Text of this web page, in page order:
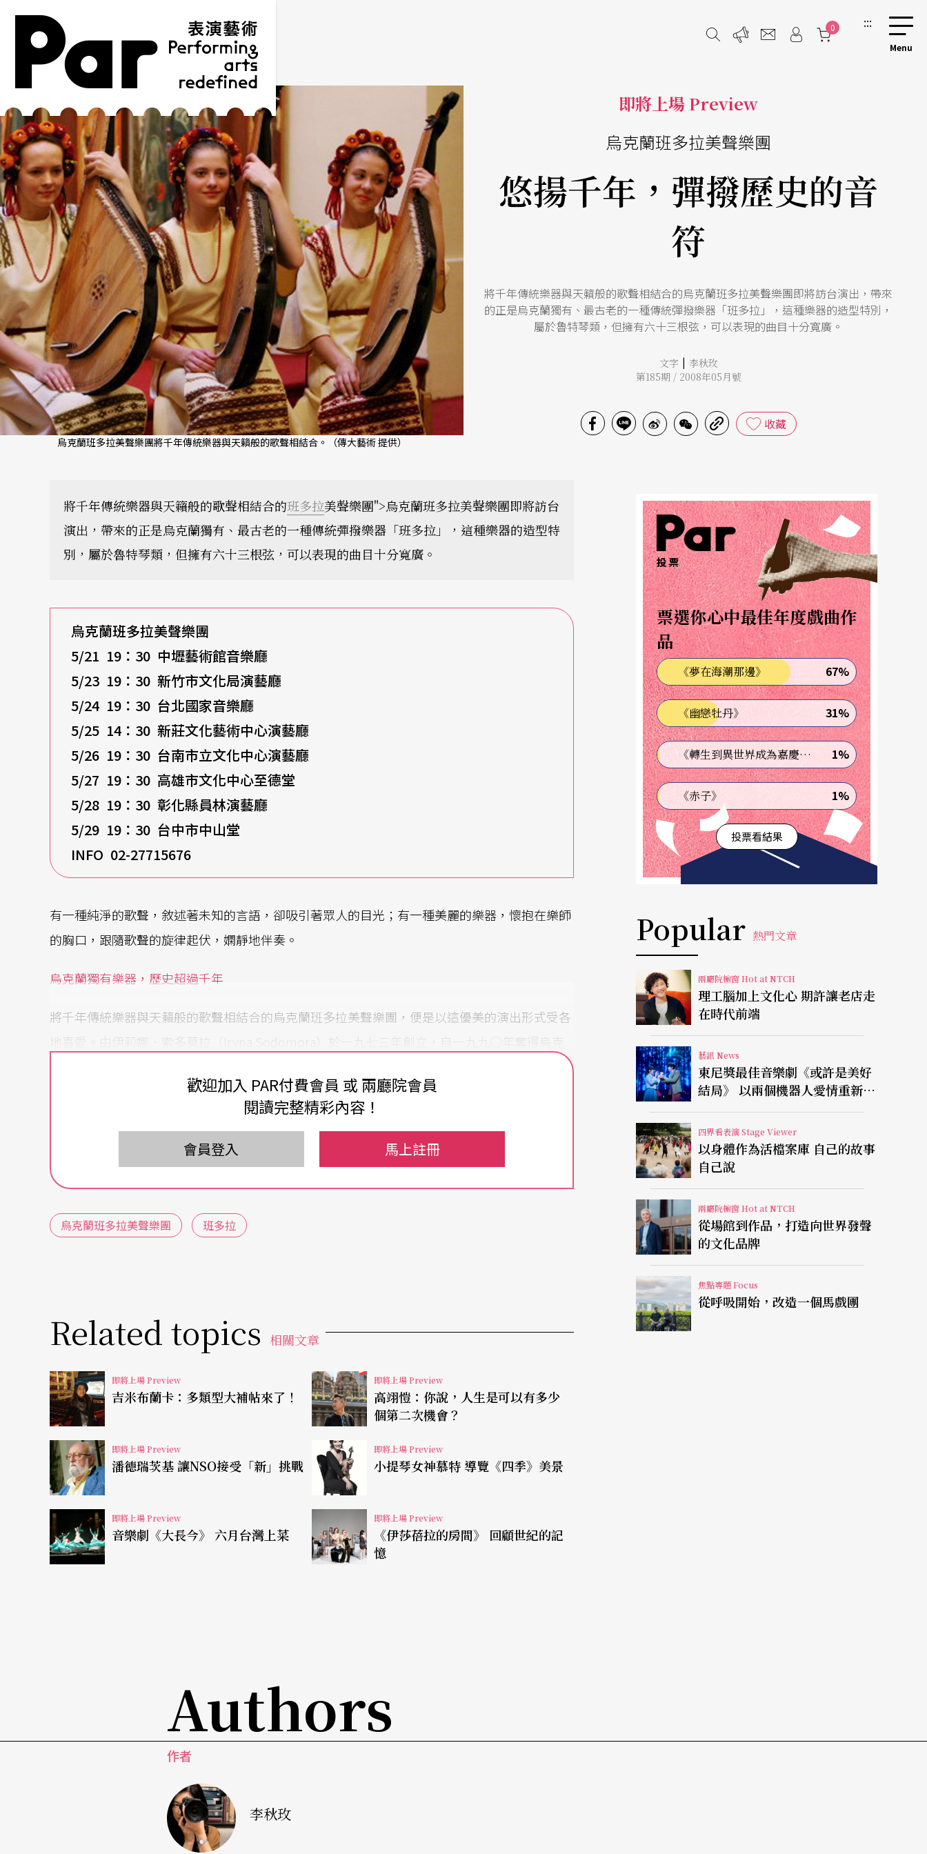
跳到主要內容區塊
網站導覽
0 :::
烏克蘭班多拉美聲樂團將千年傳統樂器與天籟般的歌聲相結合。（傳大藝術 提供）
即將上場 Preview
烏克蘭班多拉美聲樂團
悠揚千年，彈撥歷史的音
符
將千年傳統樂器與天籟般的歌聲相結合的烏克蘭班多拉美聲樂團即將訪台演出，帶來
的正是烏克蘭獨有、最古老的一種傳統彈撥樂器「班多拉」，這種樂器的造型特別，
屬於魯特琴類，但擁有六十三根弦，可以表現的曲目十分寬廣。
文字 | 李秋玫
第185期 / 2008年05月號
收藏
將千年傳統樂器與天籟般的歌聲相結合的班多拉美聲樂團">烏克蘭班多拉美聲樂團即將訪台
演出，帶來的正是烏克蘭獨有、最古老的一種傳統彈撥樂器「班多拉」，這種樂器的造型特
別，屬於魯特琴類，但擁有六十三根弦，可以表現的曲目十分寬廣。
烏克蘭班多拉美聲樂團
5/21 19 ：30 中壢藝術館音樂廳
5/23 19 ：30 新竹市文化局演藝廳
5/24 19 ：30 台北國家音樂廳
5/25 14 ：30 新莊文化藝術中心演藝廳
5/26 19 ：30 台南市立文化中心演藝廳
5/27 19 ：30 高雄市文化中心至德堂
5/28 19 ：30 彰化縣員林演藝廳
5/29 19 ：30 台中市中山堂
INFO 02-27715676
有一種純淨的歌聲，敘述著未知的言語，卻吸引著眾人的目光；有一種美麗的樂器，懷抱在樂師
的胸口，跟隨歌聲的旋律起伏，嫻靜地伴奏。
烏克蘭獨有樂器，歷史超過千年
將千年傳統樂器與天籟般的歌聲相結合的烏克蘭班多拉美聲樂團，便是以這優美的演出形式受各
地喜愛。由伊莉娜．索多莫拉（Iryna Sodomora）於一九七三年創立，自一九九○年奪得烏克
蘭極具指標意義的葛洛馬達（Gromada）國際音樂節的首獎後即聲名大噪，同年更在世界醫學會
議中演出而引起國際媒體關注，接著受邀在美加及歐洲各地巡演，在美國的演出也獲得《紐約時
報》給予高度的評價。二○○○年七月，該團更被選中在教宗造訪烏克蘭時，特別為教宗獻唱。
而二○○三年首度赴法國演出同樣造成轟動，大受好評，之後幾乎每年都受邀到法國巡演。
樂團的主要樂器「班多拉」（Bandura）其實是烏克蘭獨有、最古老的一種傳統彈撥樂器，歷史
紀，後用來作為敘事詩、民歌或歌舞伴奏，樂師們一邊彈奏班多拉，一邊演唱讚頌烏克蘭哥薩克
琴的種類，但琴弦的數量上則明顯有所差異。左手在樂器頸部可做部分按弦外，在面板上還有為
數不少的琴弦可供右手撥奏和弦，因此這項樂器可說是擷取魯特琴與豎琴的特長所製。音色上，
纖細的程度就像大鍵琴，所發出的清亮聲響也有揚琴的味道，所以可表現的曲目寬廣。班多拉這
項樂器最大的轉變在與哥薩克人結合之後，發展出許多特別的曲目，哥薩克人甚至設置學校來訓
練班多拉琴師，而哥薩克人所建立的史詩傳唱甚至一直延續到二十世紀初。
曲目廣闊，演出形式多元
舞台上，班多拉美聲樂團的樂師身著鮮明的哥薩克浪漫主義時期的傳統服飾，邊彈邊唱，演出曲
目涵蓋古典、現代及烏克蘭傳統歌謠。除了合唱伴奏、自彈自唱之外，樂器發展的純熟度，也讓
班多拉可以作為一種獨奏樂器。此外，樂團也時常在歌唱與班多拉演出形式上加入傳統吹管樂
歡迎加入 PAR付費會員 或 兩廳院會員
閱讀完整精彩內容！
會員登入 馬上註冊
烏克蘭班多拉美聲樂團 班多拉
Related topics 相關文章
即將上場 Preview
吉米布蘭卡：多類型大補帖來了！
即將上場 Preview
高翊愷：你說，人生是可以有多少
個第二次機會？
即將上場 Preview
潘德瑞茨基 讓NSO接受「新」挑戰
即將上場 Preview
小提琴女神慕特 導覽《四季》美景
即將上場 Preview
音樂劇《大長今》 六月台灣上菜
即將上場 Preview
《伊莎蓓拉的房間》 回顧世紀的記
憶
投票
票選你心中最佳年度戲曲作
品
《夢在海潮那邊》 67%
《幽戀牡丹》 31%
《轉生到異世界成為嘉慶君—發現我的祖先是詐騙集團!?》 1%
《赤子》 1%
投票看結果
Popular 熱門文章
兩廳院櫥窗 Hot at NTCH
理工腦加上文化心 期許讓老店走
在時代前端
藝訊 News
東尼獎最佳音樂劇《或許是美好
結局》 以兩個機器人愛情重新凝
視有限人生
四界看表演 Stage Viewer
以身體作為活檔案庫 自己的故事
自己說
兩廳院櫥窗 Hot at NTCH
從場館到作品，打造向世界發聲
的文化品牌
焦點專題 Focus
從呼吸開始，改造一個馬戲團
Authors
作者
李秋玫